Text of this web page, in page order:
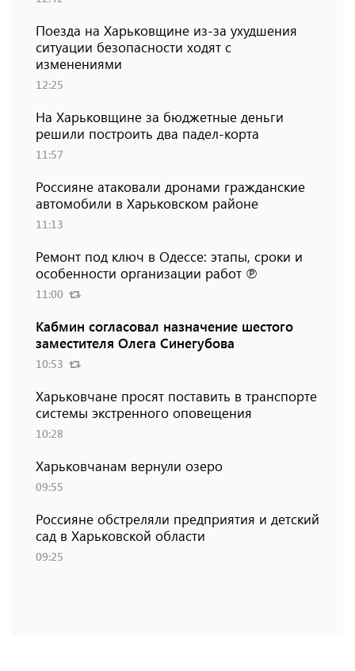
Поезда на Харьковщине из-за ухудшения
ситуации безопасности ходят с
изменениями
12:25
На Харьковщине за бюджетные деньги
решили построить два падел-корта
11:57
Россияне атаковали дронами гражданские
автомобили в Харьковском районе
11:13
Ремонт под ключ в Одессе: этапы, сроки и
особенности организации работ ℗
11:00
Кабмин согласовал назначение шестого
заместителя Олега Синегубова
10:53
Харьковчане просят поставить в транспорте
системы экстренного оповещения
10:28
Харьковчанам вернули озеро
09:55
Россияне обстреляли предприятия и детский
сад в Харьковской области
09:25